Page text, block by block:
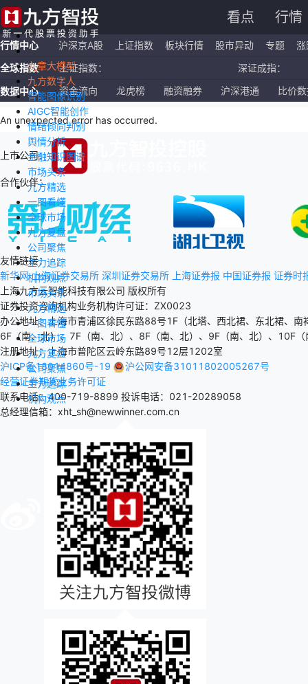
看点 行情
九章大模型
九方数字人
智能图像识别
AIGC智能创作
情绪倾向判别
舆情分析
金融知识图谱
市场头条
九方精选
一图看懂
全球市场
九方复盘
公司聚焦
主力追踪
机构观点
市场头条
九方精选
一图看懂
全球市场
九方复盘
公司聚焦
主力追踪
机构观点
行情中心 沪深京A股 上证指数 板块行情 股市异动 专题
涨
全球指数
上证指数：
深证成指：
恒生指数：
国企指数：
纳斯达克ETF：
数据中心 资金流向 龙虎榜 融资融券 沪深港通 比价
An unexpected error has occurred.
上市公司：
合作伙伴：
友情链接：
新华网 上海证券交易所 深圳证券交易所 上海证券报 中国证券报 证券时
上海九方云智能科技有限公司 版权所有
证券投资咨询机构业务机构许可证：ZX0023
办公地址：上海市青浦区徐民东路88号1F（北塔、西北裙、东北裙、
6F（南、北）、7F（南、北）、8F（南、北）、9F（南、北）、10F
注册地址：上海市普陀区云岭东路89号12层1202室
沪ICP备18014860号-19
沪公网安备31011802005267号
经营证券期货业务许可证
联系电话：400-719-8899 投诉电话：021-20289058
总经理信箱：xht_sh@newwinner.com.cn